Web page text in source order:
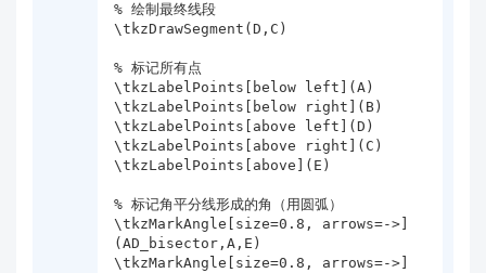
% 绘制最终线段
\tkzDrawSegment(D,C)
% 标记所有点
\tkzLabelPoints[below left](A)
\tkzLabelPoints[below right](B)
\tkzLabelPoints[above left](D)
\tkzLabelPoints[above right](C)
\tkzLabelPoints[above](E)
% 标记角平分线形成的角（用圆弧）
\tkzMarkAngle[size=0.8, arrows=->]
(AD_bisector,A,E)
\tkzMarkAngle[size=0.8, arrows=->]